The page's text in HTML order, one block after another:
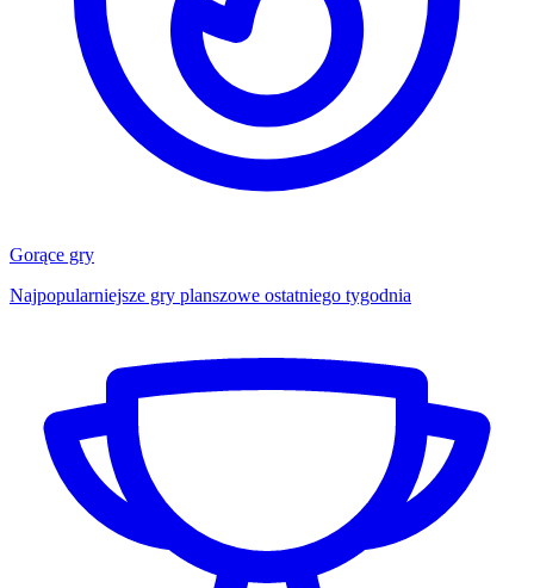
Gorące gry
Najpopularniejsze gry planszowe ostatniego tygodnia